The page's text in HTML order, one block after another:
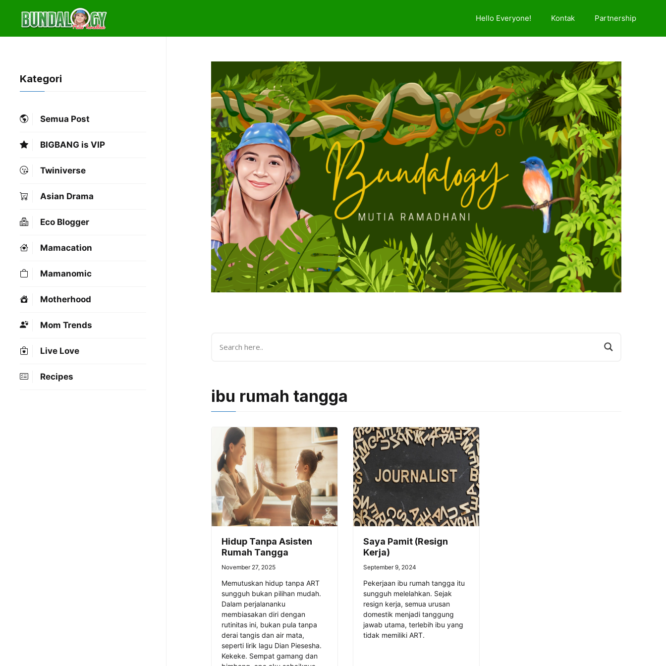
content
Hello Everyone! Kontak Partnership
ibu rumah tangga
Hidup Tanpa Asisten
Rumah Tangga
November 27, 2025
Memutuskan hidup tanpa ART
sungguh bukan pilihan mudah.
Dalam perjalananku
membiasakan diri dengan
rutinitas ini, bukan pula tanpa
derai tangis dan air mata,
seperti lirik lagu Dian Piesesha.
Kekeke. Sempat gamang dan
Saya Pamit (Resign
Kerja)
September 9, 2024
Pekerjaan ibu rumah tangga itu
sungguh melelahkan. Sejak
resign kerja, semua urusan
domestik menjadi tanggung
jawab utama, terlebih ibu yang
tidak memiliki ART.
Kategori
Semua Post
BIGBANG is VIP
Twiniverse
Asian Drama
Eco Blogger
Mamacation
Mamanomic
Motherhood
Mom Trends
Live Love
Recipes